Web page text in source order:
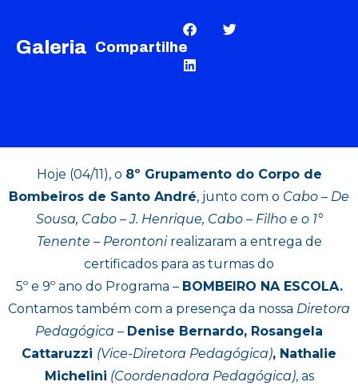
Galeria Compartilhe
Hoje (04/11), o 8º Grupamento do Corpo de
Bombeiros de Santo André, junto com o Cabo – De
Sousa, Cabo – J. Henrique, Cabo – Filho e o 1°
Tenente – Perontonirealizaram a entrega de
certificados para as turmas do
5º e 9º ano do Programa – BOMBEIRO NA ESCOLA.
Contamos também com a presença da nossa Diretora
Pedagógica – Denise Bernardo, Rosangela
Cattaruzzi (Vice-Diretora Pedagógica), Nathalie
Michelini (Coordenadora Pedagógica), as